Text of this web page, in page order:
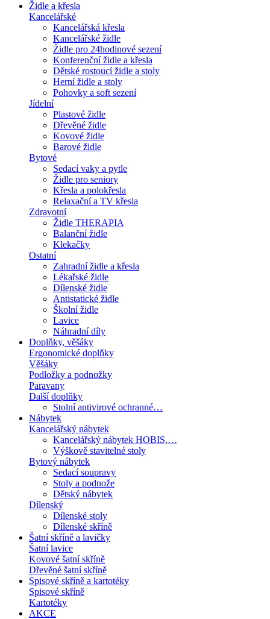
Židle a křesla
Kancelářské
Kancelářská křesla
Kancelářské židle
Židle pro 24hodinové sezení
Konferenční židle a křesla
Dětské rostoucí židle a stoly
Herní židle a stoly
Pohovky a soft sezení
Jídelní
Plastové židle
Dřevěné židle
Kovové židle
Barové židle
Bytové
Sedací vaky a pytle
Židle pro seniory
Křesla a polokřesla
Relaxační a TV křesla
Zdravotní
Židle THERAPIA
Balanční židle
Klekačky
Ostatní
Zahradní židle a křesla
Lékařské židle
Dílenské židle
Antistatické židle
Školní židle
Lavice
Náhradní díly
Doplňky, věšáky
Ergonomické doplňky
Věšáky
Podložky a podnožky
Paravany
Další doplňky
Stolní antivirové ochranné…
Nábytek
Kancelářský nábytek
Kancelářský nábytek HOBIS,…
Výškově stavitelné stoly
Bytový nábytek
Sedací soupravy
Stoly a podnože
Dětský nábytek
Dílenský
Dílenské stoly
Dílenské skříně
Šatní skříně a lavičky
Šatní lavice
Kovové šatní skříně
Dřevěné šatní skříně
Spisové skříně a kartotéky
Spisové skříně
Kartotéky
AKCE